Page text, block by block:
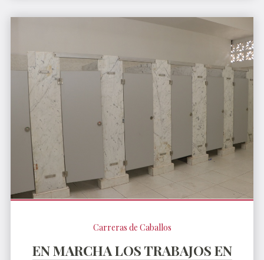
Carreras de Caballos
EN MARCHA LOS TRABAJOS EN